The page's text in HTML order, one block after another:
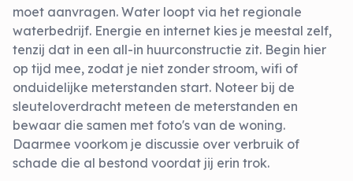
moet aanvragen. Water loopt via het regionale
waterbedrijf. Energie en internet kies je meestal zelf,
tenzij dat in een all-in huurconstructie zit. Begin hier
op tijd mee, zodat je niet zonder stroom, wifi of
onduidelijke meterstanden start. Noteer bij de
sleuteloverdracht meteen de meterstanden en
bewaar die samen met foto's van de woning.
Daarmee voorkom je discussie over verbruik of
schade die al bestond voordat jij erin trok.